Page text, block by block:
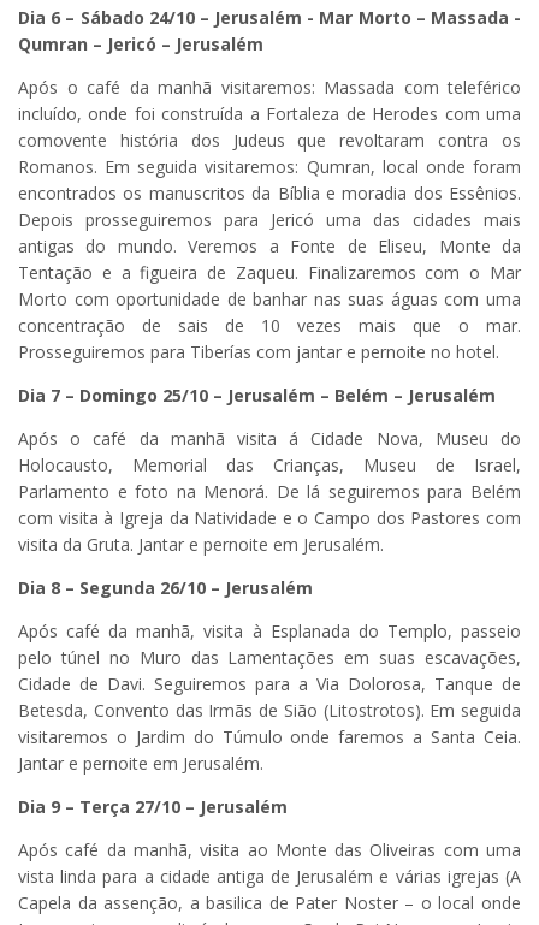
Dia 6 – Sábado 24/10 – Jerusalém - Mar Morto – Massada -
Qumran – Jericó – Jerusalém
Após o café da manhã visitaremos: Massada com teleférico
incluído, onde foi construída a Fortaleza de Herodes com uma
comovente história dos Judeus que revoltaram contra os
Romanos. Em seguida visitaremos: Qumran, local onde foram
encontrados os manuscritos da Bíblia e moradia dos Essênios.
Depois prosseguiremos para Jericó uma das cidades mais
antigas do mundo. Veremos a Fonte de Eliseu, Monte da
Tentação e a figueira de Zaqueu. Finalizaremos com o Mar
Morto com oportunidade de banhar nas suas águas com uma
concentração de sais de 10 vezes mais que o mar.
Prosseguiremos para Tiberías com jantar e pernoite no hotel.
Dia 7 – Domingo 25/10 – Jerusalém – Belém – Jerusalém
Após o café da manhã visita á Cidade Nova, Museu do
Holocausto, Memorial das Crianças, Museu de Israel,
Parlamento e foto na Menorá. De lá seguiremos para Belém
com visita à Igreja da Natividade e o Campo dos Pastores com
visita da Gruta. Jantar e pernoite em Jerusalém.
Dia 8 – Segunda 26/10 – Jerusalém
Após café da manhã, visita à Esplanada do Templo, passeio
pelo túnel no Muro das Lamentações em suas escavações,
Cidade de Davi. Seguiremos para a Via Dolorosa, Tanque de
Betesda, Convento das Irmãs de Sião (Litostrotos). Em seguida
visitaremos o Jardim do Túmulo onde faremos a Santa Ceia.
Jantar e pernoite em Jerusalém.
Dia 9 – Terça 27/10 – Jerusalém
Após café da manhã, visita ao Monte das Oliveiras com uma
vista linda para a cidade antiga de Jerusalém e várias igrejas (A
Capela da assenção, a basilica de Pater Noster – o local onde